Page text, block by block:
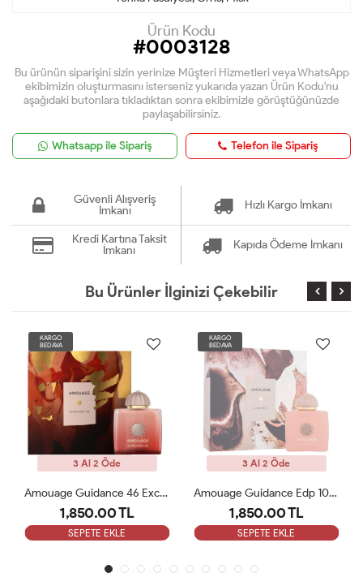
Ürün Kodu
#0003128
Bu ürünün siparişini sizin yerinize Müşteri Hizmetleri veya WhatsApp
ekibimizin oluşturmasını isterseniz yukarıda yazan Ürün Kodu'nu
aşağıdaki butonlara tıkladıktan sonra ekibimizle görüştüğünüzde
paylaşabilirsiniz.
Whatsapp ile Sipariş Telefon ile Sipariş
Güvenli Alışveriş
İmkanı
Hızlı Kargo İmkanı
Kredi Kartına Taksit
İmkanı
Kapıda Ödeme İmkanı
Bu Ürünler İlginizi Çekebilir
KARGO
BEDAVA
3 Al 2 Öde
Amouage Guidance 46 Exceptional Extrait 100ml Kadın Parfüm ARC
1,850.00 TL
SEPETE EKLE
KARGO
BEDAVA
3 Al 2 Öde
Amouage Guidance Edp 100 Ml Bayan Parfüm ARC
1,850.00 TL
SEPETE EKLE